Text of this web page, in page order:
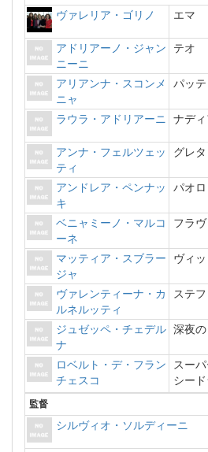
ヴァレリア・ゴリノ エマ
アドリアーノ・ジャン
ニーニ
テオ
アリアンナ・スコンメ
ニャ
パッテ
ラウラ・アドリアーニ ナディ
アンナ・フェルツェッ
ティ
グレタ
アンドレア・ペンナッ
キ
パオロ
ベニャミーノ・マルコ
ーネ
フラ
マッティア・スブラー
ジャ
ヴィ
ヴァレンティーナ・カ
ルネルッティ
ステ
ジュゼッペ・チェデル
ナ
深夜
ロベルト・デ・フラン
チェスコ
スー
シー
監督
シルヴィオ・ソルディーニ